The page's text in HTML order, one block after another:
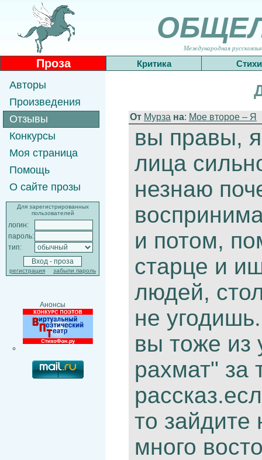
Международная
Проза Критика Стихи
Авторы
Произведения
Отзывы
Конкурсы
Моя страница
Помощь
О сайте прозы
Для зарегистрированных
пользователей
логин:
пароль:
тип:
регистрация забыли пароль
Анонсы
От Мурза на: Мое второе – Я
вы правы,
лица
незнаю
и потом,
старце и
людей,
не
вы тоже из
рахмат" за
то зайдите
много